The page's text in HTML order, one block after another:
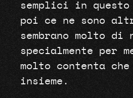
semplici in questo
poi ce ne sono
sembrano molto di
specialmente per
molto contenta
insieme.